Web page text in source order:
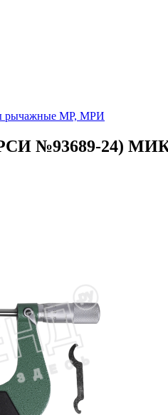
рычажные МР, МРИ
№93689-24)